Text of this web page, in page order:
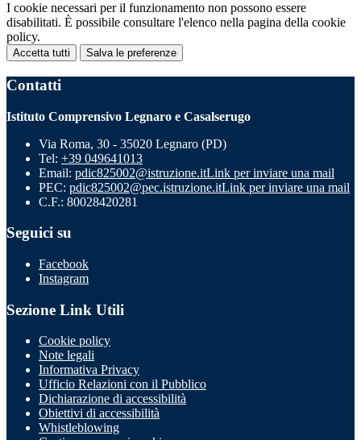
I cookie necessari per il funzionamento non possono essere
disabilitati. È possibile consultare l'elenco nella pagina della cookie
policy.
Accetta tutti Salva le preferenze
Contatti
Istituto Comprensivo Legnaro e Casalserugo
Via Roma, 30 - 35020 Legnaro (PD)
Tel: +39 049641013
Email: pdic825002@istruzione.itLink per inviare una mail
PEC: pdic825002@pec.istruzione.itLink per inviare una mail
C.F.: 80028420281
Seguici su
Facebook
Instagram
Sezione Link Utili
Cookie policy
Note legali
Informativa Privacy
Ufficio Relazioni con il Pubblico
Dichiarazione di accessibilità
Obiettivi di accessibilità
Whistleblowing